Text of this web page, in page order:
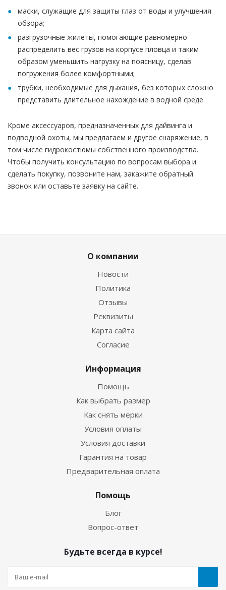
маски, служащие для защиты глаз от воды и улучшения
обзора;
разгрузочные жилеты, помогающие равномерно
распределить вес грузов на корпусе пловца и таким
образом уменьшить нагрузку на поясницу, сделав
погружения более комфортными;
трубки, необходимые для дыхания, без которых сложно
представить длительное нахождение в водной среде.
Кроме аксессуаров, предназначенных для дайвинга и
подводной охоты, мы предлагаем и другое снаряжение, в
том числе гидрокостюмы собственного производства.
Чтобы получить консультацию по вопросам выбора и
сделать покупку, позвоните нам, закажите обратный
звонок или оставьте заявку на сайте.
О компании
Новости
Политика
Отзывы
Реквизиты
Карта сайта
Согласие
Информация
Помощь
Как выбрать размер
Как снять мерки
Условия оплаты
Условия доставки
Гарантия на товар
Предварительная оплата
Помощь
Блог
Вопрос-ответ
Будьте всегда в курсе!